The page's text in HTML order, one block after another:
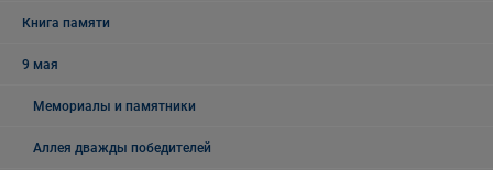
Книга памяти
9 мая
Мемориалы и памятники
Аллея дважды победителей